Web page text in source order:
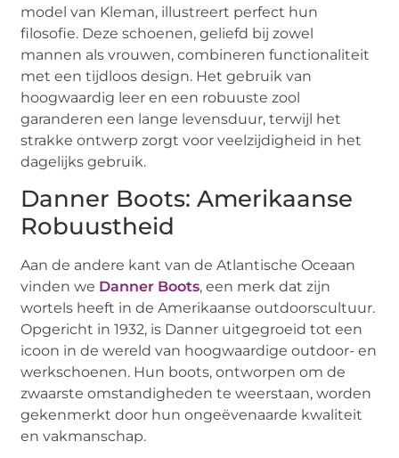
model van Kleman, illustreert perfect hun
filosofie. Deze schoenen, geliefd bij zowel
mannen als vrouwen, combineren functionaliteit
met een tijdloos design. Het gebruik van
hoogwaardig leer en een robuuste zool
garanderen een lange levensduur, terwijl het
strakke ontwerp zorgt voor veelzijdigheid in het
dagelijks gebruik.
Danner Boots: Amerikaanse
Robuustheid
Aan de andere kant van de Atlantische Oceaan
vinden we Danner Boots, een merk dat zijn
wortels heeft in de Amerikaanse outdoorscultuur.
Opgericht in 1932, is Danner uitgegroeid tot een
icoon in de wereld van hoogwaardige outdoor- en
werkschoenen. Hun boots, ontworpen om de
zwaarste omstandigheden te weerstaan, worden
gekenmerkt door hun ongeëvenaarde kwaliteit
en vakmanschap.